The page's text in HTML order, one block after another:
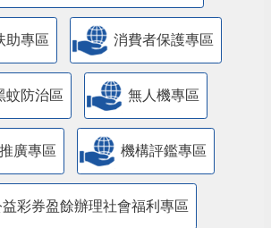
助專區 消費者保護專區
蚊防治區 無人機專區
廣專區 機構評鑑專區
益彩券盈餘辦理社會福利專區